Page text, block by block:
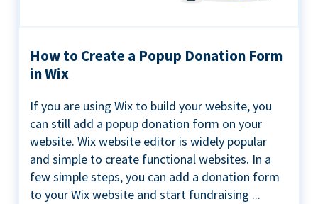
How to Create a Popup Donation Form
in Wix
If you are using Wix to build your website, you
can still add a popup donation form on your
website. Wix website editor is widely popular
and simple to create functional websites. In a
few simple steps, you can add a donation form
to your Wix website and start fundraising ...